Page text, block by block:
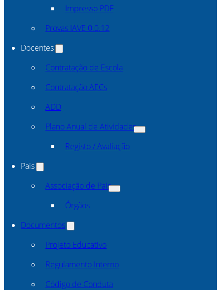
Impresso PDF
Provas IAVE 0.0.12
Docentes
Contratação de Escola
Contratação AECs
ADD
Plano Anual de Atividades
Registo / Avaliação
Pais
Associação de Pais
Órgãos
Documentos
Projeto Educativo
Regulamento Interno
Código de Conduta